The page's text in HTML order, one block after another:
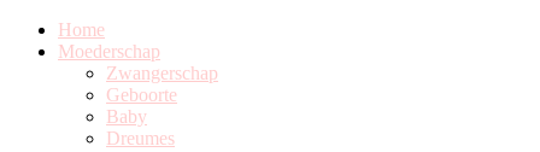
Home
Moederschap
Zwangerschap
Geboorte
Baby
Dreumes